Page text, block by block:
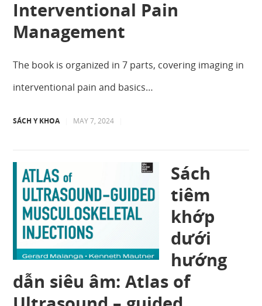
Interventional Pain
Management
The book is organized in 7 parts, covering imaging in
interventional pain and basics…
SÁCH Y KHOA MAY 7, 2024
Sách
tiêm
khớp
dưới
hướng
dẫn siêu âm: Atlas of